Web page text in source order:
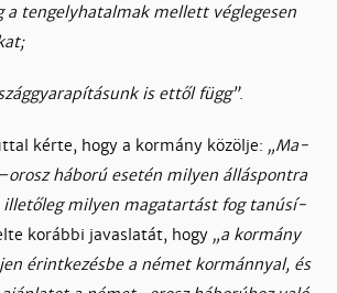
ten­gely­ha­tal­mak mel­lett vég­le­ge­sen
is et­től függ”.
kér­te, hogy a kor­mány kö­zöl­je: „Ma­
há­bo­rú ese­tén mi­lyen ál­lás­pont­ra
il­le­tő­leg mi­lyen ma­ga­tar­tást fog ta­nú­sí­
ko­ráb­bi ja­vas­la­tát, hogy „a kor­mány
érint­ke­zés­be a né­met kor­mánnyal, és